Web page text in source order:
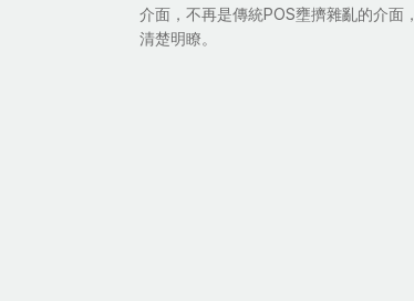
介面，不再是傳統POS壅擠雜亂的介面，
清楚明瞭。